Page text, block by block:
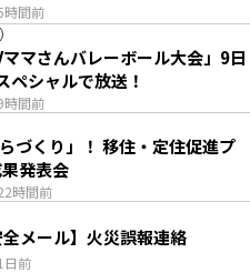
時間前
時間前
ママさんバレーボール大会」9日
ペシャルで放送！
時間前
づくり」！ 移住・定住促進プ
発表会
日前
メール】火災誤報連絡